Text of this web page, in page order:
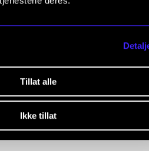
Tillat alle
Ikke tillat
(det kan stilles krav om